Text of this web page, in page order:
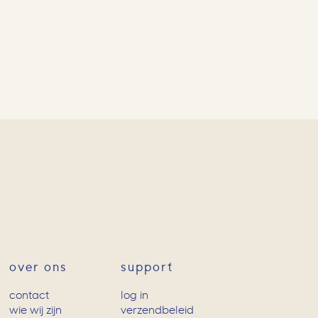
over ons
contact
wie wij zijn
support
log in
verzendbeleid